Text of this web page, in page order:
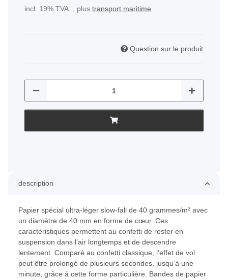
incl. 19% TVA. , plus transport maritime
Question sur le produit
description
Papier spécial ultra-léger slow-fall de 40 grammes/m² avec
un diamètre de 40 mm en forme de cœur. Ces
caractéristiques permettent au confetti de rester en
suspension dans l’air longtemps et de descendre
lentement. Comparé au confetti classique, l’effet de vol
peut être prolongé de plusieurs secondes, jusqu’à une
minute, grâce à cette forme particulière. Bandes de papier